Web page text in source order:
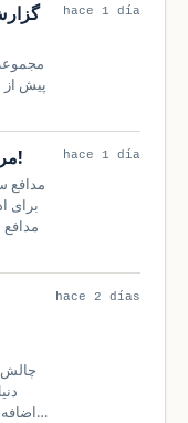
پیش از
hace 1 día
مرتضی بالاخره به منصوریان زنگ زد!
مدافع
برای
hace 1 día
اضافه شد، نتوانست عملکرد فنی قابل قبولی دا…
hace 2 días